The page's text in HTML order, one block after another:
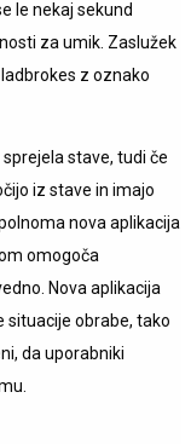
le nekaj sekund
za umik. Zaslužek
z oznako
stave, tudi če
iz stave in imajo
nova aplikacija
omogoča
Nova aplikacija
situacije obrabe, tako
da uporabniki